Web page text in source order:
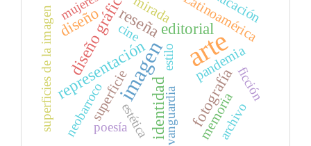
arte
imagen
representación
identidad
diseño gráficoreseña
fotografía
editorial
diseño mirada Latinoamérica
superficie memoria
pandemia
archivo
estilo
ficción
neobarroco estética
poesía
superficies de la imagen vanguardia
cine